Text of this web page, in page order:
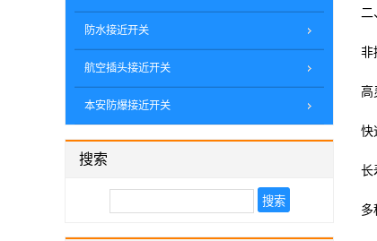
非
高
快
长
多
防水接近开关
航空插头接近开关
本安防爆接近开关
搜索